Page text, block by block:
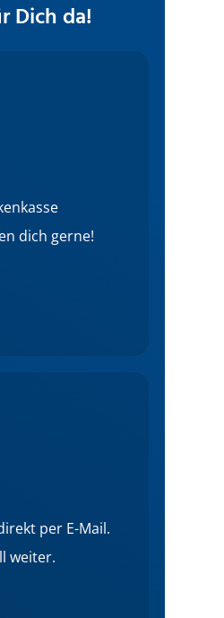
Dich da!
dich gerne!
per E-Mail.
weiter.